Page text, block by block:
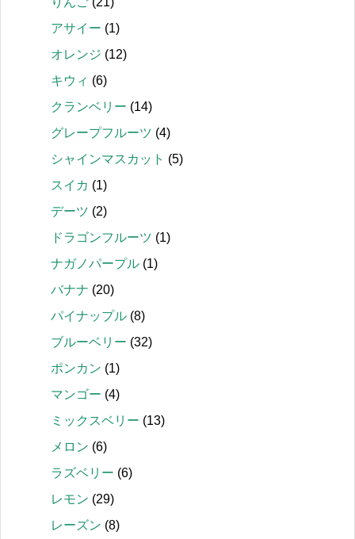
アサイー (1)
オレンジ (12)
キウィ (6)
クランベリー (14)
グレープフルーツ (4)
シャインマスカット (5)
スイカ (1)
デーツ (2)
ドラゴンフルーツ (1)
ナガノパープル (1)
バナナ (20)
パイナップル (8)
ブルーベリー (32)
ポンカン (1)
マンゴー (4)
ミックスベリー (13)
メロン (6)
ラズベリー (6)
レモン (29)
レーズン (8)